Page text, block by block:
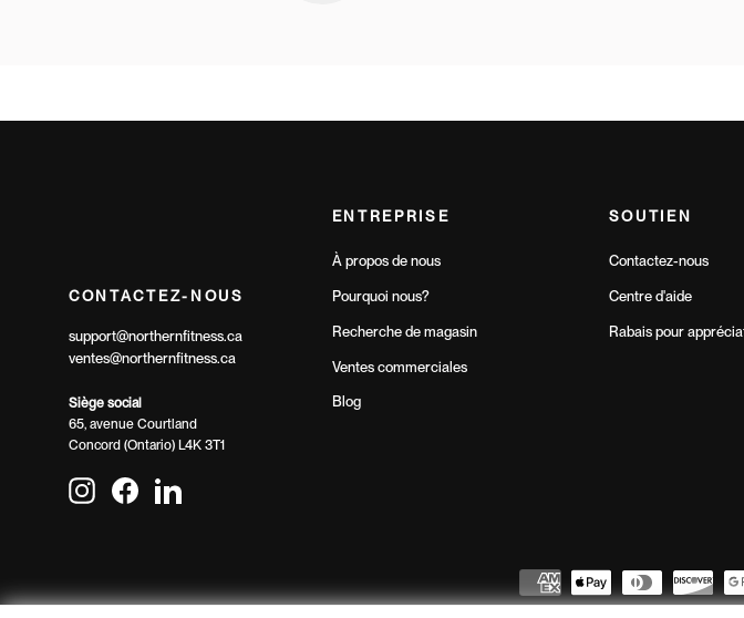
CONTACTEZ-NOUS
support@northernfitness.ca
ventes@northernfitness.ca
Siège social
65, avenue Courtland
Concord (Ontario) L4K 3T1
InstagramFacebookLinkedIn
ENTREPRISE
À propos de nous
Pourquoi nous?
Recherche de magasin
Ventes commerciales
Blog
SOUTIEN
Contactez-nous
Centre d'aide
Rabais pour